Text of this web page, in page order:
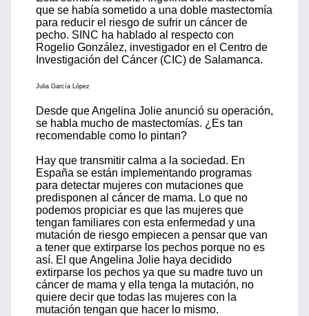
que se había sometido a una doble mastectomía
para reducir el riesgo de sufrir un cáncer de
pecho. SINC ha hablado al respecto con
Rogelio González, investigador en el Centro de
Investigación del Cáncer (CIC) de Salamanca.
Julia García López
Desde que Angelina Jolie anunció su operación,
se habla mucho de mastectomías. ¿Es tan
recomendable como lo pintan?
Hay que transmitir calma a la sociedad. En
España se están implementando programas
para detectar mujeres con mutaciones que
predisponen al cáncer de mama. Lo que no
podemos propiciar es que las mujeres que
tengan familiares con esta enfermedad y una
mutación de riesgo empiecen a pensar que van
a tener que extirparse los pechos porque no es
así. El que Angelina Jolie haya decidido
extirparse los pechos ya que su madre tuvo un
cáncer de mama y ella tenga la mutación, no
quiere decir que todas las mujeres con la
mutación tengan que hacer lo mismo.